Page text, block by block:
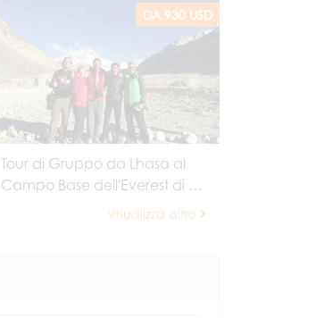
DA 930 USD
Tour di Gruppo da Lhasa al
Campo Base dell'Everest di 8
Visualizza altro